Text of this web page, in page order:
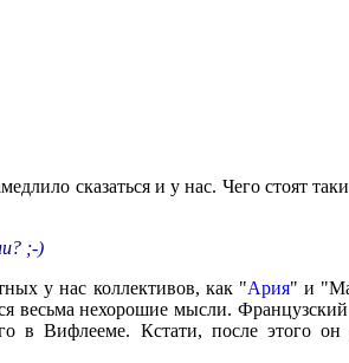
сказаться и у нас. Чего стоят
;-)
у нас коллективов, как "Ария" и
весьма нехорошие мысли.
Вифлееме. Кстати, после этого он